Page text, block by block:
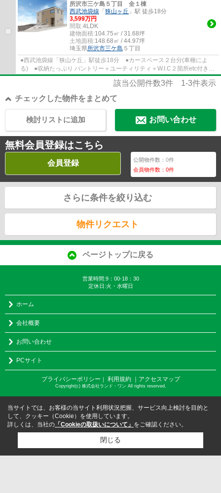
所沢市三ケ島５丁目 全１棟
西武池袋線 「 狭山ヶ丘 」駅 徒歩18分
3,599万円
間取:4LDK
建物面積:104.75㎡ / 31.68坪
土地面積:148.68㎡ / 44.97坪
埼玉県所沢市三ケ島 ５丁目
●西武池袋線「狭山ケ丘」駅徒歩18分 ●カースペース２台分(車種によ
る) ●収納たっぷり パントリー＋ユーティリティ＋W.I.C２箇所etc付き
●食洗機付き ●ZEH水準の省エネ住宅 ●長期...
該当公開件数3件 1-3件表示
チェックした物件をまとめて
お問い合わせ
検討リストに追加
無料会員登録はこちら
会員登録 公開物件数：0件
会員物件数：0件
さらに条件を絞り込む
物件リクエスト
ページトップに戻る
営業時間:9：00-18：30
定休日:火・水曜日
ホーム
会社概要
お問い合わせ
PCサイト
プライバシーポリシー 利用規約 ｜アクセスマップ
Copyright(c) 株式会社ランド・ワン All rights reserved.
当サイトでは、お客様の当サイト利用状況把握、サービス向上検討を目的と
して、クッキー（Cookie）を使用しています。
詳しくは、当社の 「Cookieの取扱いについて」 をご確認ください。
閉じる